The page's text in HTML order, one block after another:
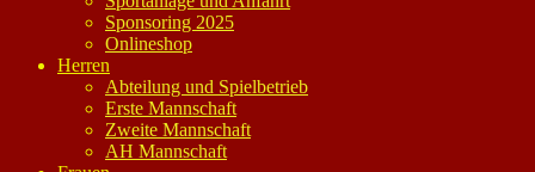
Sponsoring 2025
Onlineshop
Herren
Abteilung und Spielbetrieb
Erste Mannschaft
Zweite Mannschaft
AH Mannschaft